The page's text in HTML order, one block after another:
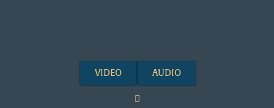
VIDEO AUDIO